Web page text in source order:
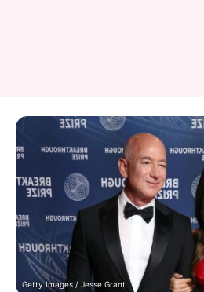
Getty Images / Jesse Grant